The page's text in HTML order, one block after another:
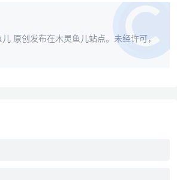
儿 原创发布在木灵鱼儿站点。未经许可，